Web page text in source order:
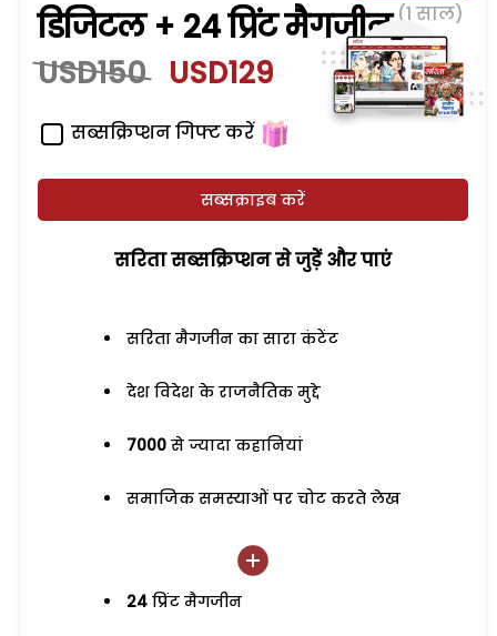
डिजिटल + 24 प्रिंट मैगजीन (1 साल)
USD150 USD129
सब्सक्रिप्शन गिफ्ट करें
सब्सक्राइब करें
सरिता सब्सक्रिप्शन से जुड़ेें और पाएं
सरिता मैगजीन का सारा कंटेंट
देश विदेश के राजनैतिक मुद्दे
7000 से ज्यादा कहानियां
समाजिक समस्याओं पर चोट करते लेख
24 प्रिंट मैगजीन